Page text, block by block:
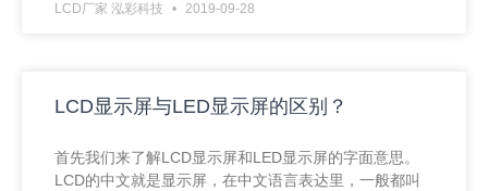
LCD厂家 泓彩科技 2019-09-28
LCD显示屏与LED显示屏的区别？
首先我们来了解LCD显示屏和LED显示屏的字面意思。
LCD的中文就是显示屏，在中文语言表达里，一般都叫